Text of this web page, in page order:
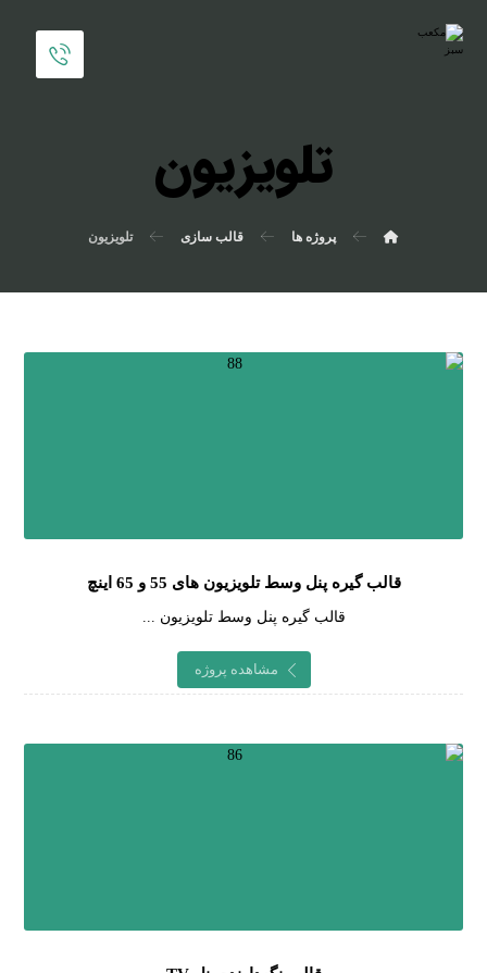
تلویزیون
پروژه ها قالب سازی تلویزیون
قالب گیره پنل وسط تلویزیون های 55 و 65 اینچ
قالب گیره پنل وسط تلویزیون ...
مشاهده پروژه